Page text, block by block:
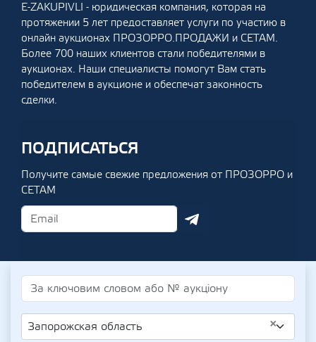
E-ZAKUPIVLI - юридическая компания, которая на
протяжении 5 лет предоставляет услуги по участию в
онлайн аукционах ПРОЗОРРО.ПРОДАЖИ и СЕТАМ.
Более 700 наших клиентов стали победителями в
аукционах. Наши специалисты помогут Вам стать
победителем в аукционе и обеспечат законность
сделки.
ПОДПИСАТЬСЯ
Получите самые свежие предложения от ПРОЗОРРО и
СЕТАМ
×
Запорожская область